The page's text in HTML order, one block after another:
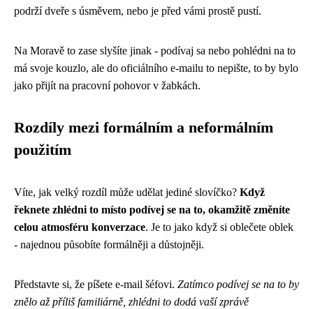
podrží dveře s úsměvem, nebo je před vámi prostě pustí.
Na Moravě to zase slyšíte jinak - podívaj sa nebo pohlédni na to
má svoje kouzlo, ale do oficiálního e-mailu to nepište, to by bylo
jako přijít na pracovní pohovor v žabkách.
Rozdíly mezi formálním a neformálním
použitím
Víte, jak velký rozdíl může udělat jediné slovíčko? Když
řeknete zhlédni to místo podívej se na to, okamžitě změníte
celou atmosféru konverzace. Je to jako když si oblečete oblek
- najednou působíte formálněji a důstojněji.
Představte si, že píšete e-mail šéfovi. Zatímco podívej se na to by
znělo až příliš familiárně, zhlédni to dodá vaší zprávě